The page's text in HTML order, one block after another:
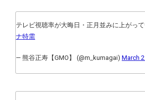
テレビ視聴率が大晦日・正月並みに上がって
ナ特需
— 熊谷正寿【GMO】 (@m_kumagai) March